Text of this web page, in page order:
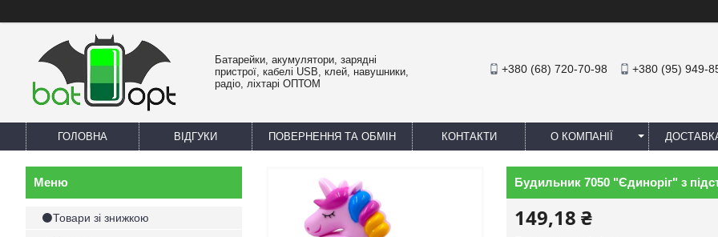
Батарейки, акумулятори, зарядні
пристрої, кабелі USB, клей, навушники,
радіо, ліхтарі ОПТОМ
+380 (68) 720-70-98 +380 (95) 949-
ГОЛОВНА ВІДГУКИ ПОВЕРНЕННЯ ТА ОБМІН КОНТАКТИ О КОМПАНІЇ
Будильник 7050 "Єдиноріг" з
149,18 ₴
⚫Товари зі знижкою